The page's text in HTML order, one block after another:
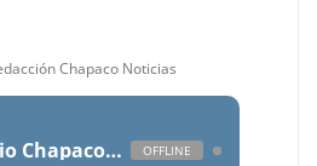
Chapaco Noticias
Radio Chapaco Noticias Las 24 horas en vivo OFFLINE